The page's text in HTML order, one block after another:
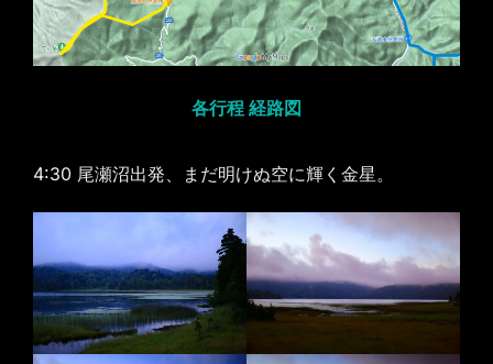
各行程 経路図
4:30 尾瀬沼出発、まだ明けぬ空に輝く金星。